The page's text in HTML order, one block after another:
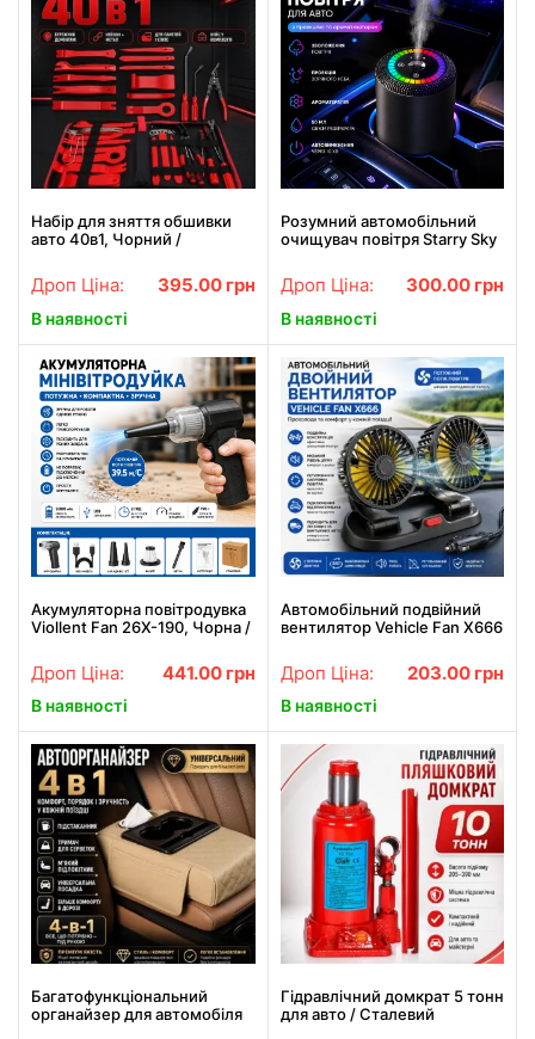
Набір для зняття обшивки
авто 40в1, Чорний /
розбирання салону
автомобіля / Знімач
обшивки салону
Дроп Ціна: 395.00 грн
В наявності
Розумний автомобільний
очищувач повітря Starry Sky
USB 5 режимів
Дроп Ціна: 300.00 грн
В наявності
Акумуляторна повітродувка
Viollent Fan 26X-190, Чорна /
повітродувка / Портативний
турбофен
Дроп Ціна: 441.00 грн
В наявності
Автомобільний подвійний
вентилятор Vehicle Fan X666
поворотними головками
Дроп Ціна: 203.00 грн
В наявності
Багатофункціональний
органайзер для автомобіля
Гідравлічний домкрат 5 тонн
для авто / Сталевий